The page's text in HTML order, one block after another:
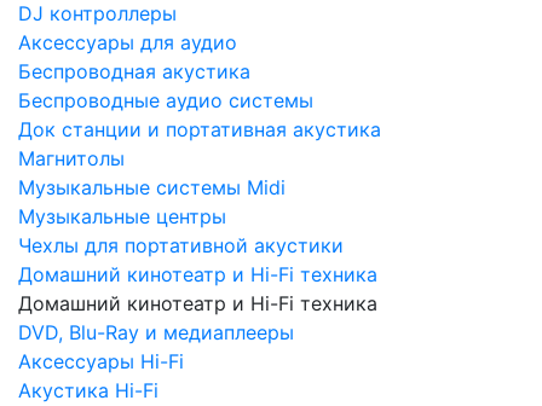
DJ контроллеры
Аксессуары для аудио
Беспроводная акустика
Беспроводные аудио системы
Док станции и портативная акустика
Магнитолы
Музыкальные системы Midi
Музыкальные центры
Чехлы для портативной акустики
Домашний кинотеатр и Hi-Fi техника
Домашний кинотеатр и Hi-Fi техника
DVD, Blu-Ray и медиаплееры
Аксессуары Hi-Fi
Акустика Hi-Fi